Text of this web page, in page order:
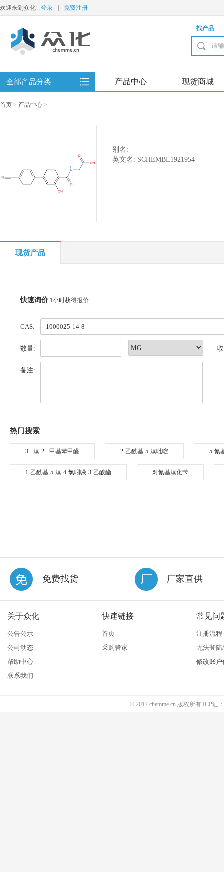
欢迎来到众化 登录 免费注册
找产品
全部产品分类 产品中心 现货商城
首页 > 产品中心 >
别名:
英文名: SCHEMBL1921954
现货产品
快速询价 1小时获得报价
CAS:
数量:
备注:
热门搜索
3 - 溴-2 - 甲基苯甲醛 2-乙酰基-5-溴吡啶 5-氰
1-乙酰基-5-溴-4-氯吲哚-3-乙酸酯 对氰基溴化苄
免费找货 厂家直供
关于众化
公告公示
公司动态
帮助中心
联系我们
快速链接
首页
采购管家
常见问
注册流程
无法登
修改账户
© 2017 chemme.cn 版权所有 ICP证：